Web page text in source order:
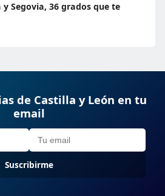
y Segovia, 36 grados que te
de Castilla y León en tu
email
Suscribirme